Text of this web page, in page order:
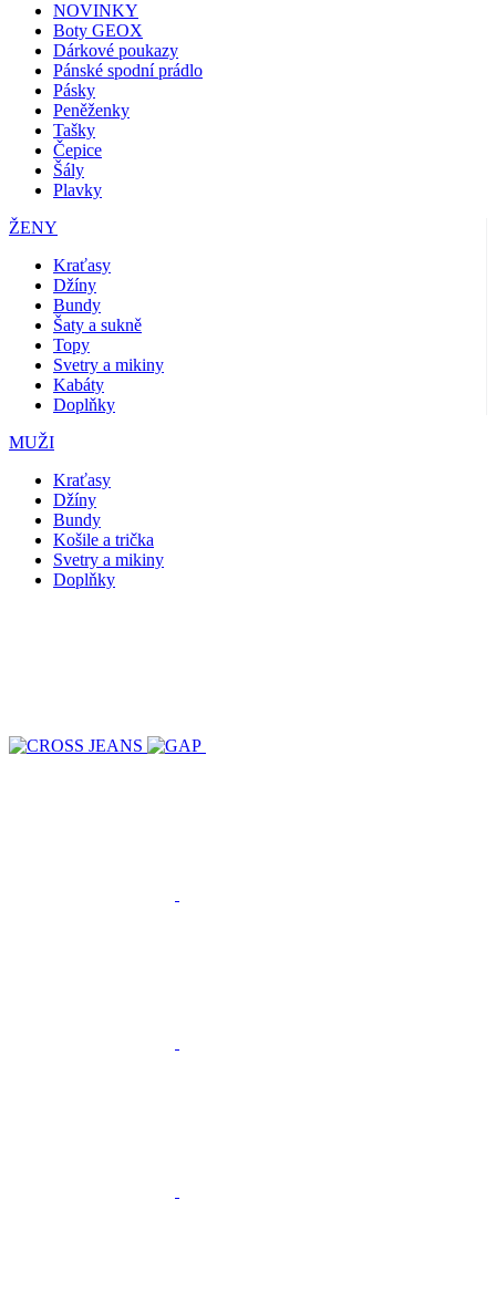
NOVINKY
Boty GEOX
Dárkové poukazy
Pánské spodní prádlo
Pásky
Peněženky
Tašky
Čepice
Šály
Plavky
ŽENY
Kraťasy
Džíny
Bundy
Šaty a sukně
Topy
Svetry a mikiny
Kabáty
Doplňky
MUŽI
Kraťasy
Džíny
Bundy
Košile a trička
Svetry a mikiny
Doplňky